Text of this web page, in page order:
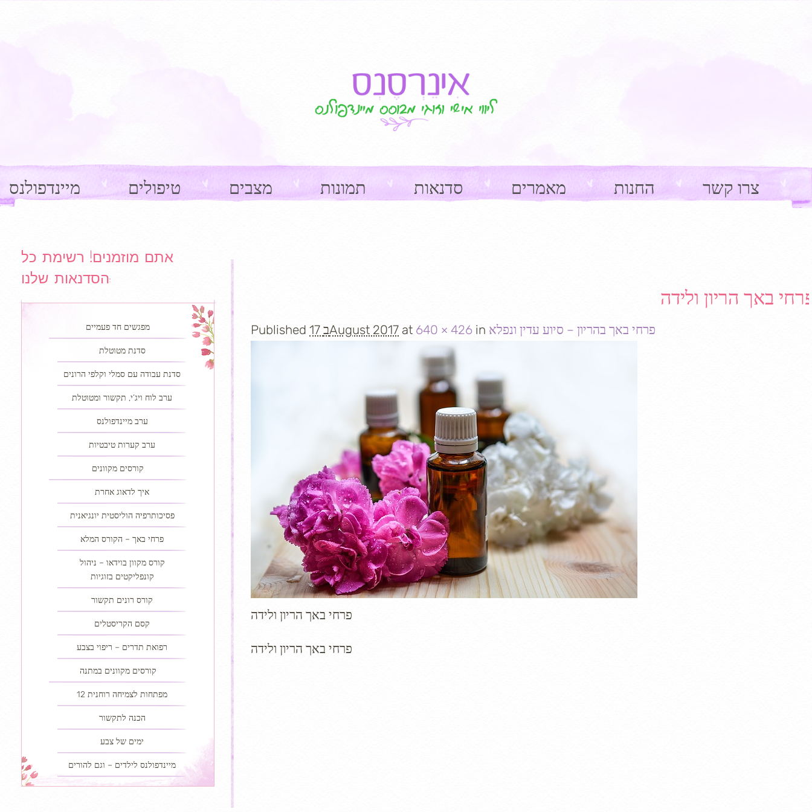
מיינדפולנס טיפולים מצבים תמונות סדנאות מאמרים החנות צרו קשר
באך הריון ולידה
Published 17 בAugust 2017 at 640 × 426 in פרחי באך בהריון – סיוע עדין ונפלא
פרחי באך הריון ולידה
פרחי באך הריון ולידה
אתם מוזמנים! רשימת כל
הסדנאות שלנו:
מפגשים חד פעמיים
סדנת מטוטלת
סדנת עבודה עם סמלי וקלפי הרונים
ערב לוח ויג’י, תקשור ומטוטלת
ערב מיינדפולנס
ערב קערות טיבטיות
קורסים מקוונים
איך לדאוג אחרת
פסיכותרפיה הוליסטית יונגיאנית
פרחי באך – הקורס המלא
קורס מקוון בוידאו – ניהול
קונפליקטים בזוגיות
קורס רונים תקשור
קסם הקריסטלים
רפואת תדרים – ריפוי בצבע
קורסים מקוונים במתנה
12 מפתחות לצמיחה רוחנית
הכנה לתקשור
ימים של צבע
מיינדפולנס לילדים – וגם להורים